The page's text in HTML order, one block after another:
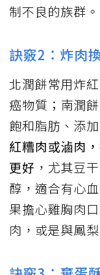
制不良的族群。
訣竅2：炸肉
北潤餅常用炸
癌物質；南潤
飽和脂肪、添
紅糟肉或滷肉
更好 ，尤其豆
醇，適合有心
果擔心雞胸肉
肉，或是與鳳